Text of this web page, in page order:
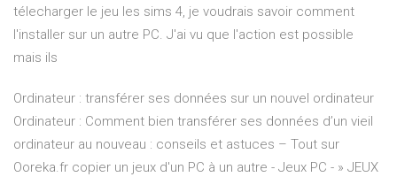
télecharger le jeu les sims 4, je voudrais savoir comment
l'installer sur un autre PC. J'ai vu que l'action est possible
mais ils
Ordinateur : transférer ses données sur un nouvel ordinateur
Ordinateur : Comment bien transférer ses données d’un vieil
ordinateur au nouveau : conseils et astuces – Tout sur
Ooreka.fr copier un jeux d'un PC à un autre - Jeux PC - » JEUX